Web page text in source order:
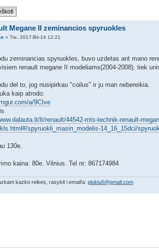
Megane II zeminancios spyruokles
» Tre, 2017-Bir-14 12:21
zeminancias spyruokles, buvo uzdetas ant mano
renault megane II modeliams(2004-2008), tiek
del to, jog nusipirkau "coilus" ir ju man nebereikia.
kaip atrodo:
a/9CIve
lt/renault/44542-mts-technik-renault-
spyruokli_masin_modelis-14_16_15dci/
130e.
kaina: 80e. Vilnius. Tel nr: 867174984
kazko reikes, rasykit i email'a: plukiu6@gmail.com